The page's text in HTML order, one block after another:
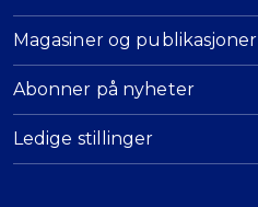
Magasiner og publikasjoner
Abonner på nyheter
Ledige stillinger